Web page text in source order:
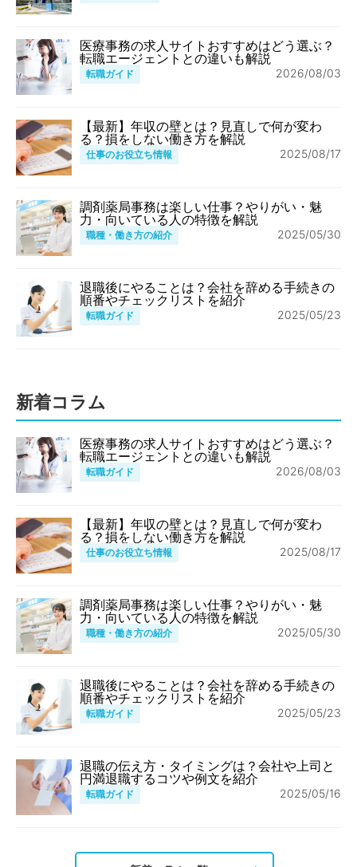
医療事務の求人サイトおすすめはどう選ぶ？
転職エージェントとの違いも解説
転職ガイド 2026/08/03
【最新】年収の壁とは？見直しで何が変わ
る？損をしない働き方を解説
仕事のお役立ち情報 2025/08/17
調剤薬局事務は楽しい仕事？やりがい・魅
力・向いている人の特徴を解説
職種・働き方の紹介 2025/05/30
退職後にやることは？会社を辞める手続きの
順番やチェックリストを紹介
転職ガイド 2025/05/23
新着コラム
医療事務の求人サイトおすすめはどう選ぶ？
転職エージェントとの違いも解説
転職ガイド 2026/08/03
【最新】年収の壁とは？見直しで何が変わ
る？損をしない働き方を解説
仕事のお役立ち情報 2025/08/17
調剤薬局事務は楽しい仕事？やりがい・魅
力・向いている人の特徴を解説
職種・働き方の紹介 2025/05/30
退職後にやることは？会社を辞める手続きの
順番やチェックリストを紹介
転職ガイド 2025/05/23
退職の伝え方・タイミングは？会社や上司と
円満退職するコツや例文を紹介
転職ガイド 2025/05/16